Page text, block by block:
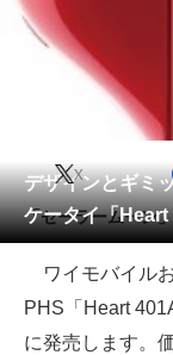
グルメ
会員記事
メディア
注目記事を集め
ITの今と未来を見
デザインとギミ
ケータイ「
X
「セーラームーン
ワイモバイル
PHS「Heart
に発売します。